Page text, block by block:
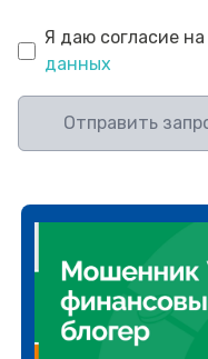
Я даю согласие на
данных
Отправить